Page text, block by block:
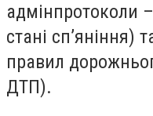
адмінпротоколи
стані сп’яніння)
правил
ДТП).